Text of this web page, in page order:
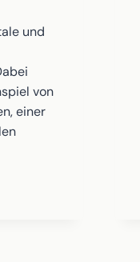
und
von
einer